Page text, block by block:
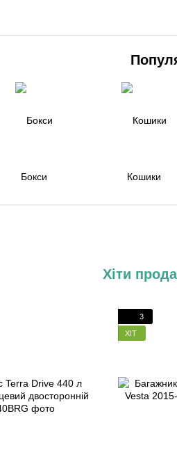
Бокси Кошики
Хіти
3
ХІТ